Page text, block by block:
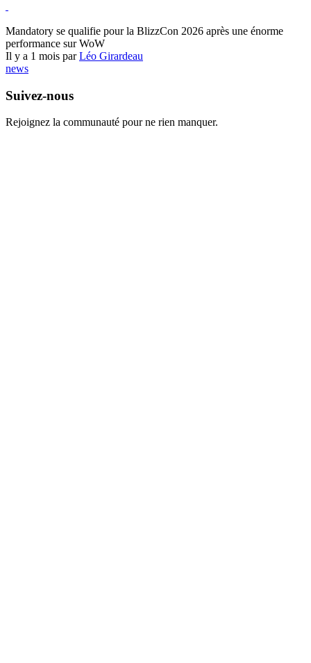
Mandatory se qualifie pour la BlizzCon 2026 après une énorme
performance sur WoW
Il y a 1 mois parLéo Girardeau
news
Suivez-nous
Rejoignez la communauté pour ne rien manquer.